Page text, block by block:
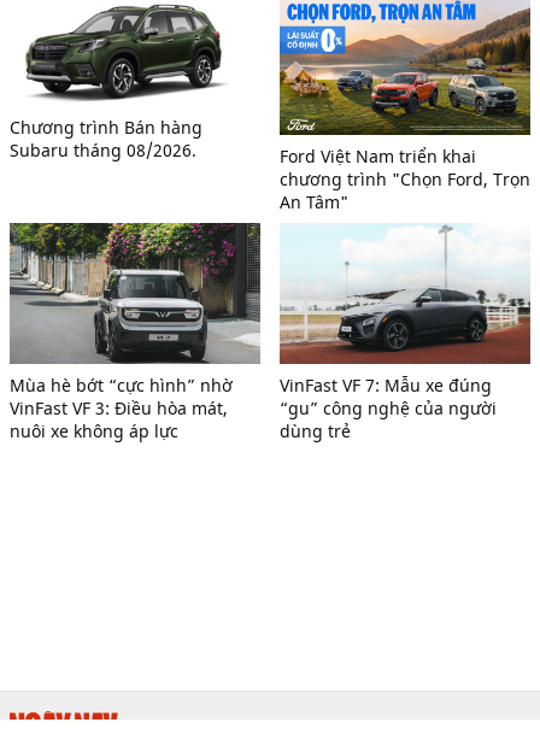
Chương trình Bán hàng
Subaru tháng 08/2026.
Ford Việt Nam triển khai
chương trình "Chọn Ford, Trọn
An Tâm"
Mùa hè bớt “cực hình” nhờ
VinFast VF 3: Điều hòa mát,
nuôi xe không áp lực
VinFast VF 7: Mẫu xe đúng
“gu” công nghệ của người
dùng trẻ